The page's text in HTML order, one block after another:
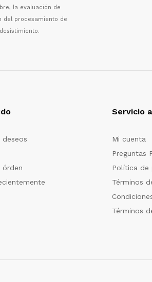
la evaluación de
del procesamiento de
deseos
órden
Servicio
Mi cuenta
Preguntas
Política de
Términos
Términos